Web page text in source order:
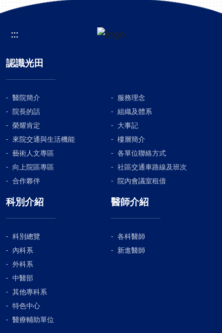
:::
認識光田
醫院簡介
服務理念
院長的話
組織及體系
榮耀肯定
大事記
來院交通與生活機能
樓層簡介
藝術人文專區
各單位聯絡方式
向上院區專區
社區交通車路線及班次
合作夥伴
院內會議室租借
科別介紹
科別總覽
內科系
外科系
中醫部
其他專科系
特色中心
醫療輔助單位
醫師介紹
各科醫師
新進醫師